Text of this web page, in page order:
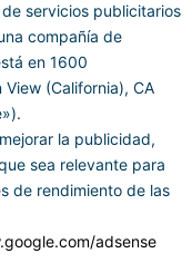
servicios publicitarios
compañía de
en 1600
(California), CA
la publicidad,
sea relevante para
de rendimiento de las
adsense